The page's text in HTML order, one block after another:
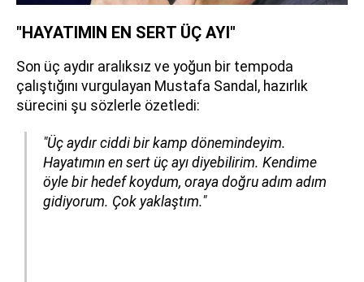
"HAYATIMIN EN SERT ÜÇ AYI"
Son üç aydır aralıksız ve yoğun bir tempoda
çalıştığını vurgulayan Mustafa Sandal, hazırlık
sürecini şu sözlerle özetledi:
"Üç aydır ciddi bir kamp dönemindeyim.
Hayatımın en sert üç ayı diyebilirim. Kendime
öyle bir hedef koydum, oraya doğru adım adım
gidiyorum. Çok yaklaştım."